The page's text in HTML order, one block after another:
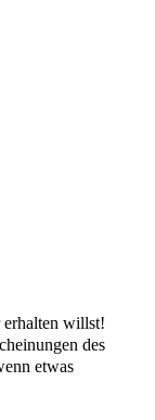
erhalten willst!
des
etwas